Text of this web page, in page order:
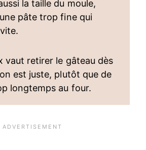
la taille du moule,
pâte trop fine qui
vaut retirer le gâteau dès
est juste, plutôt que de
longtemps au four.